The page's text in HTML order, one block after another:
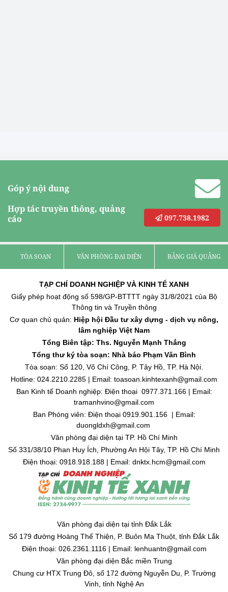
Góp ý nội dung
Hợp tác truyền thông, quảng
cáo
097.738.1982
TÒA SOẠN VĂN PHÒNG ĐẠI DIỆN BẢNG GIÁ QUẢNG
TẠP CHÍ DOANH NGHIỆP VÀ KINH TẾ XANH
Giấy phép hoạt động số 598/GP-BTTTT ngày 31/8/2021 của Bộ
Thông tin và Truyền thông
Cơ quan chủ quản: Hiệp hội Đầu tư xây dựng - dịch vụ nông,
lâm nghiệp Việt Nam
Tổng Biên tập: Ths. Nguyễn Mạnh Thắng
Tổng thư ký tòa soạn: Nhà báo Phạm Văn Bình
Tòa soạn: Số 120, Võ Chí Công, P. Tây Hồ, TP. Hà Nội.
Hotline: 024.2210.2285 | Email: toasoan.kinhtexanh@gmail.com
Ban Kinh tế Doanh nghiệp: Điện thoại 0977.371.166 | Email:
tramanhvino@gmail.com
Ban Phóng viên: Điện thoại 0919.901.156 | Email:
duongldxh@gmail.com
Văn phòng đại diện tại TP. Hồ Chí Minh
Số 331/38/10 Phan Huy Ích, Phường An Hội Tây, TP. Hồ Chí Minh
Điện thoại: 0918.918.188 | Email: dnktx.hcm@gmail.com
Văn phòng đại diện tại tỉnh Đắk Lắk
Số 179 đường Hoàng Thế Thiện, P. Buôn Ma Thuột, tỉnh Đắk Lắk
Điện thoại: 026.2361.1116 | Email: lenhuantn@gmail.com
Văn phòng đại diện Bắc miền Trung
Chung cư HTX Trung Đô, số 172 đường Nguyễn Du, P. Trường
Vinh, tỉnh Nghệ An